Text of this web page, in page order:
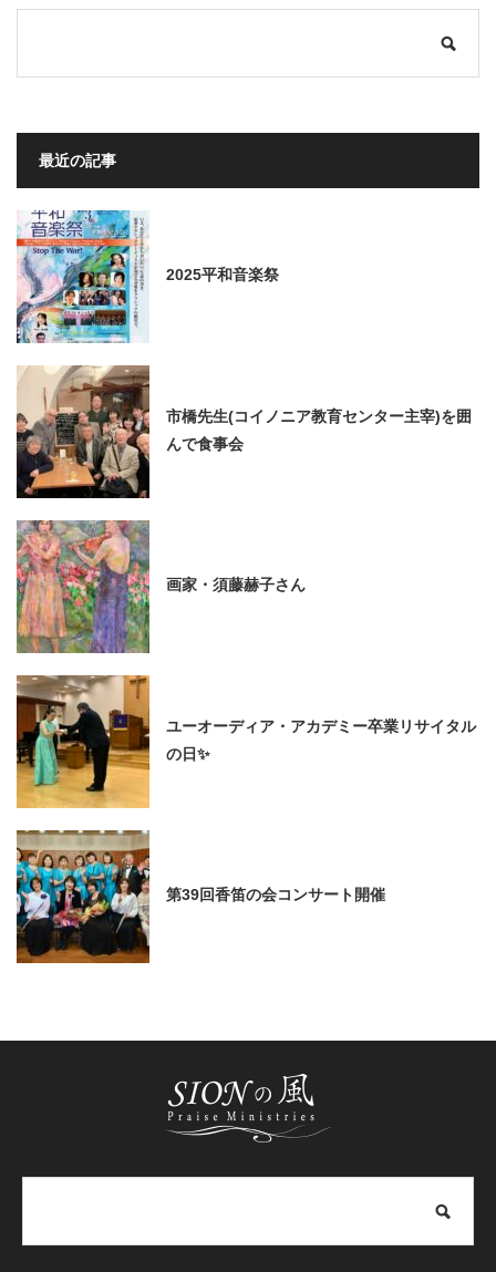
最近の記事
2025平和音楽祭
市橋先生(コイノニア教育センター主宰)を囲
んで食事会
画家・須藤赫子さん
ユーオーディア・アカデミー卒業リサイタル
の日✨
第39回香笛の会コンサート開催